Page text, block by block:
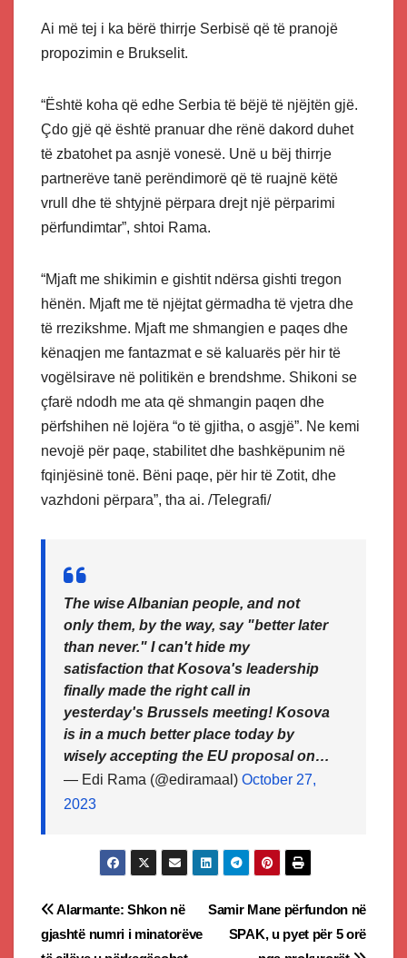
Ai më tej i ka bërë thirrje Serbisë që të pranojë
propozimin e Brukselit.
“Është koha që edhe Serbia të bëjë të njëjtën gjë.
Çdo gjë që është pranuar dhe rënë dakord duhet
të zbatohet pa asnjë vonesë. Unë u bëj thirrje
partnerëve tanë perëndimorë që të ruajnë këtë
vrull dhe të shtyjnë përpara drejt një përparimi
përfundimtar”, shtoi Rama.
“Mjaft me shikimin e gishtit ndërsa gishti tregon
hënën. Mjaft me të njëjtat gërmadha të vjetra dhe
të rrezikshme. Mjaft me shmangien e paqes dhe
kënaqjen me fantazmat e së kaluarës për hir të
vogëlsirave në politikën e brendshme. Shikoni se
çfarë ndodh me ata që shmangin paqen dhe
përfshihen në lojëra “o të gjitha, o asgjë”. Ne kemi
nevojë për paqe, stabilitet dhe bashkëpunim në
fqinjësinë tonë. Bëni paqe, për hir të Zotit, dhe
vazhdoni përpara”, tha ai. /Telegrafi/
The wise Albanian people, and not
only them, by the way, say "better later
than never." I can't hide my
satisfaction that Kosova's leadership
finally made the right call in
yesterday's Brussels meeting! Kosova
is in a much better place today by
wisely accepting the EU proposal on…
— Edi Rama (@ediramaal) October 27,
2023
Post
Samir Mane përfundon në
SPAK, u pyet për 5 orë
Alarmante: Shkon në
gjashtë numri i minatorëve